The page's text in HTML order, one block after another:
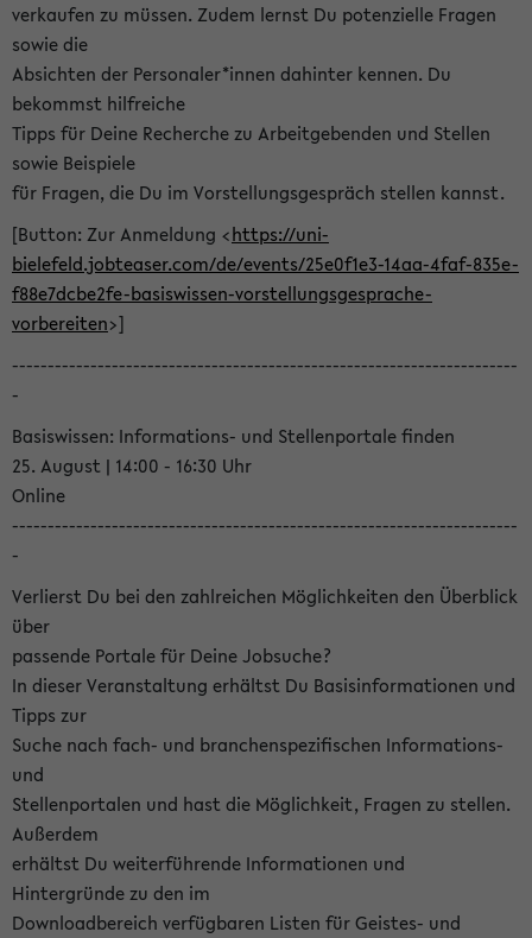
verkaufen zu müssen. Zudem lernst Du potenzielle Fragen
sowie die
Absichten der Personaler*innen dahinter kennen. Du
bekommst hilfreiche
Tipps für Deine Recherche zu Arbeitgebenden und Stellen
sowie Beispiele
für Fragen, die Du im Vorstellungsgespräch stellen kannst.
[Button: Zur Anmeldung <https://uni-
bielefeld.jobteaser.com/de/events/25e0f1e3-14aa-4faf-835e-
f88e7dcbe2fe-basiswissen-vorstellungsgesprache-
vorbereiten>]
-----------------------------------------------------------------------
-
Basiswissen: Informations- und Stellenportale finden
25. August | 14:00 - 16:30 Uhr
Online
-----------------------------------------------------------------------
-
Verlierst Du bei den zahlreichen Möglichkeiten den Überblick
über
passende Portale für Deine Jobsuche?
In dieser Veranstaltung erhältst Du Basisinformationen und
Tipps zur
Suche nach fach- und branchenspezifischen Informations-
und
Stellenportalen und hast die Möglichkeit, Fragen zu stellen.
Außerdem
erhältst Du weiterführende Informationen und
Hintergründe zu den im
Downloadbereich verfügbaren Listen für Geistes- und